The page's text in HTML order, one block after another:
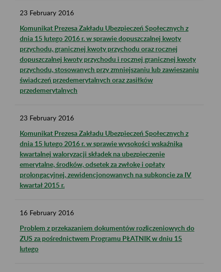
23 February 2016
Komunikat Prezesa Zakładu Ubezpieczeń Społecznych z
dnia 15 lutego 2016 r. w sprawie dopuszczalnej kwoty
przychodu, granicznej kwoty przychodu oraz rocznej
dopuszczalnej kwoty przychodu i rocznej granicznej kwoty
przychodu, stosowanych przy zmniejszaniu lub zawieszaniu
świadczeń przedemerytalnych oraz zasiłków
przedemerytalnych
23 February 2016
Komunikat Prezesa Zakładu Ubezpieczeń Społecznych z
dnia 15 lutego 2016 r. w sprawie wysokości wskaźnika
kwartalnej waloryzacji składek na ubezpieczenie
emerytalne, środków, odsetek za zwłokę i opłaty
prolongacyjnej, zewidencjonowanych na subkoncie za IV
kwartał 2015 r.
16 February 2016
Problem z przekazaniem dokumentów rozliczeniowych do
ZUS za pośrednictwem Programu PŁATNIK w dniu 15
lutego